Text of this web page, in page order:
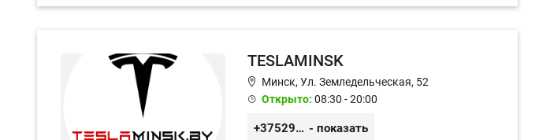
TESLAMINSK
Минск, Ул. Земледельческая, 52
Открыто: 08:30 - 20:00
+375291335101 - показать